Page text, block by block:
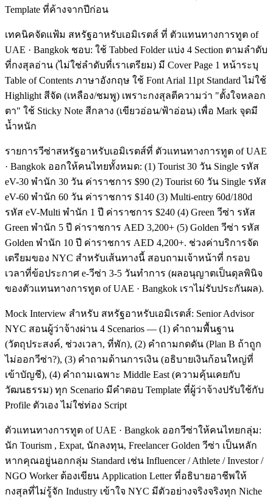
Template ที่ค้างจากปีก่อน
เทคนิคจัดแฟ้ม สหรัฐอาหรับเอมิเรตส์ ที่ ตัวแทนทางการทูต of
UAE · Bangkok ชอบ: ใช้ Tabbed Folder แบ่ง 4 Section ตามลำดับ
ที่กงสุลอ่าน (ไม่ใช่ลำดับที่เราเตรียม) มี Cover Page 1 หน้าระบุ
Table of Contents ภาษาอังกฤษ ใช้ Font Arial 11pt Standard ไม่ใช้
Highlight สีจัด (เหลือง/ชมพู) เพราะกงสุลตีความว่า "ตั้งใจหลอก
ตา" ใช้ Sticky Note สีกลาง (เขียวอ่อน/ฟ้าอ่อน) เพื่อ Mark จุดมี
น้ำหนัก
รายการวีซ่าสหรัฐอาหรับเอมิเรตส์ที่ ตัวแทนทางการทูต of UAE
· Bangkok ออกให้คนไทยทั้งหมด: (1) Tourist 30 วัน Single รหัส
eV-30 พำนัก 30 วัน ค่าราชการ $90 (2) Tourist 60 วัน Single รหัส
eV-60 พำนัก 60 วัน ค่าราชการ $140 (3) Multi-entry 60d/180d
รหัส eV-Multi พำนัก 1 ปี ค่าราชการ $240 (4) Green วีซ่า รหัส
Green พำนัก 5 ปี ค่าราชการ AED 3,200+ (5) Golden วีซ่า รหัส
Golden พำนัก 10 ปี ค่าราชการ AED 4,200+. ช่วงค่าบริการจัด
เตรียมของ NYC สำหรับเส้นทางนี้ สอบถามเจ้าหน้าที่ กรอบ
เวลาที่ข้อประกาศ e-วีซ่า 3-5 วันทำการ (ผลอนุญาตเป็นดุลพินิจ
ของตัวแทนทางการทูต of UAE · Bangkok เราไม่รับประกันผล).
Mock Interview สำหรับ สหรัฐอาหรับเอมิเรตส์: Senior Advisor
NYC สอนผู้ว่าจ้างผ่าน 4 Scenarios — (1) คำถามพื้นฐาน
(วัตถุประสงค์, ช่วงเวลา, ที่พัก), (2) คำถามกดดัน (Plan B ถ้าถูก
ไม่ออกวีซ่า?), (3) คำถามด้านการเงิน (อธิบายเงินก้อนใหญ่ที่
เข้าบัญชี), (4) คำถามเฉพาะ Middle East (ความคุ้นเคยกับ
วัฒนธรรม) ทุก Scenario มีคำตอบ Template ที่ผู้ว่าจ้างปรับใช้กับ
Profile ตัวเอง ไม่ใช่ท่อง Script
ตัวแทนทางการทูต of UAE · Bangkok ออกวีซ่าให้คนไทยกลุ่ม:
นัก Tourism , Expat, นักลงทุน, Freelancer Golden วีซ่า เป็นหลัก
หากคุณอยู่นอกกลุ่ม Standard เช่น Influencer / Athlete / Investor /
NGO Worker ต้องเขียน Application Letter ที่อธิบายอาชีพให้
กงสุลที่ไม่รู้จัก Industry เข้าใจ NYC มีตัวอย่างจริงจริงทุก Niche